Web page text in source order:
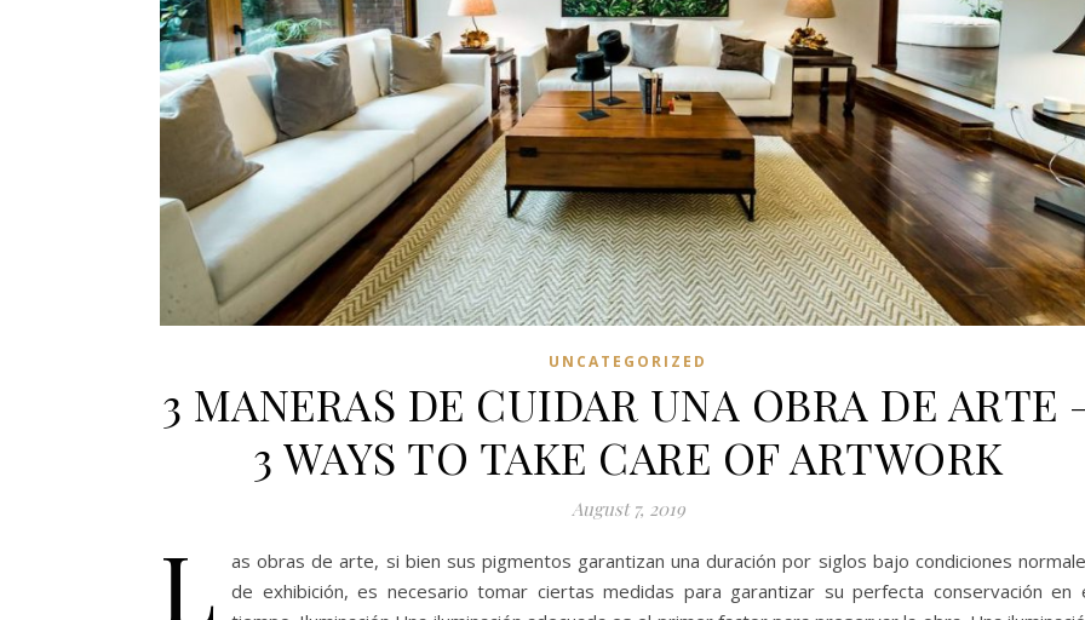
UNCATEGORIZED
3 MANERAS DE CUIDAR UNA OBRA DE ARTE
3 WAYS TO TAKE CARE OF ARTWORK
August 7, 2019
L
as obras de arte, si bien sus pigmentos garantizan una duración por siglos bajo condiciones
de exhibición, es necesario tomar ciertas medidas para garantizar su perfecta conservación en